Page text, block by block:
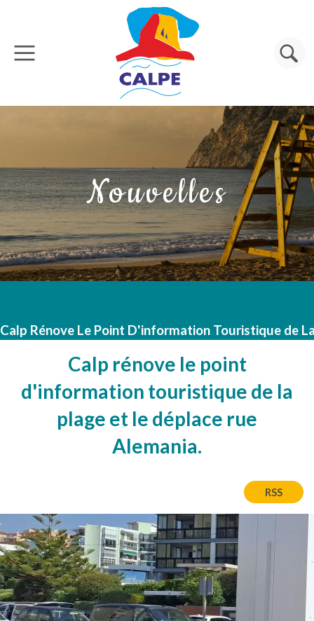
Aller au contenu principal
Rechercher
Nouvelles
Calp Rénove Le Point D'information Touristique de
Calp rénove le point
d'information touristique de la
plage et le déplace rue
Alemania.
RSS
Image